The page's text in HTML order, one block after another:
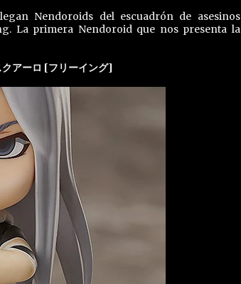
Nendoroids del escuadrón de asesinos
La primera Nendoroid que nos presenta la
アーロ [フリーイング]